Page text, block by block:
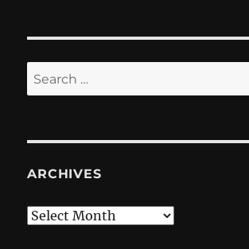
Search
for:
ARCHIVES
Archives